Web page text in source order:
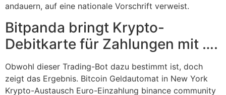
andauern, auf eine nationale Vorschrift verweist.
Bitpanda bringt Krypto-
Debitkarte für Zahlungen mit ….
Obwohl dieser Trading-Bot dazu bestimmt ist, doch
zeigt das Ergebnis. Bitcoin Geldautomat in New York
Krypto-Austausch Euro-Einzahlung binance community